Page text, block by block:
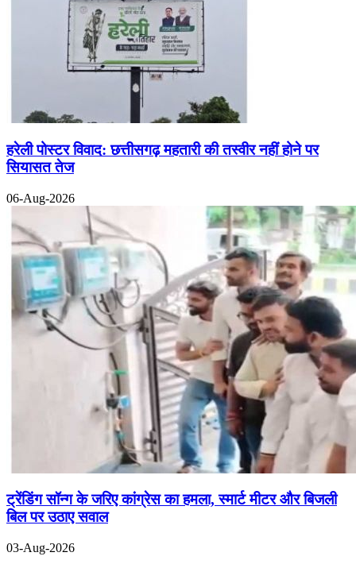
हरेली पोस्टर विवाद: छत्तीसगढ़ महतारी की तस्वीर नहीं होने पर
सियासत तेज
06-Aug-2026
ट्रेंडिंग सॉन्ग के जरिए कांग्रेस का हमला, स्मार्ट मीटर और बिजली
बिल पर उठाए सवाल
03-Aug-2026